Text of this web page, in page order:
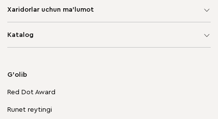
Xaridorlar uchun ma'lumot
Katalog
G'olib
Red Dot Award
Runet reytingi